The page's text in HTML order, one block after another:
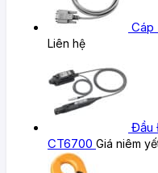
Cáp
Liên hệ
Đầu
CT6700 Giá niêm